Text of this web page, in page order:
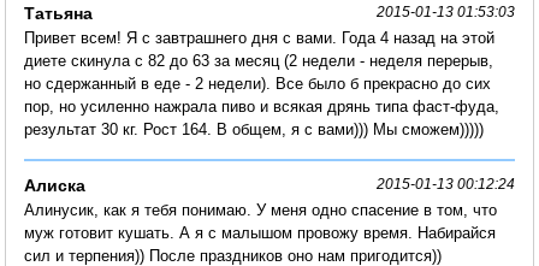
Татьяна 2015-01-13 01:53:03
Привет всем! Я с завтрашнего дня с вами. Года 4 назад на этой
диете скинула с 82 до 63 за месяц (2 недели - неделя перерыв,
но сдержанный в еде - 2 недели). Все было б прекрасно до сих
пор, но усиленно нажрала пиво и всякая дрянь типа фаст-фуда,
результат 30 кг. Рост 164. В общем, я с вами))) Мы сможем)))))
Алиска 2015-01-13 00:12:24
Алинусик, как я тебя понимаю. У меня одно спасение в том, что
муж готовит кушать. А я с малышом провожу время. Набирайся
сил и терпения)) После праздников оно нам пригодится))